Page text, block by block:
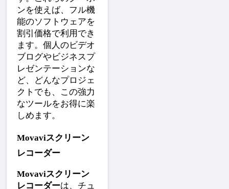
ンを使えば、フル機
能のソフトウェアを
割引価格で利用でき
ます。個人のビデオ
ブログやビジネスプ
レゼンテーションな
ど、どんなプロジェ
クトでも、この強力
なツールをお得に楽
しめます。
Movaviスクリーン
レコーダー
Movaviスクリーン
レコーダーは、チュ